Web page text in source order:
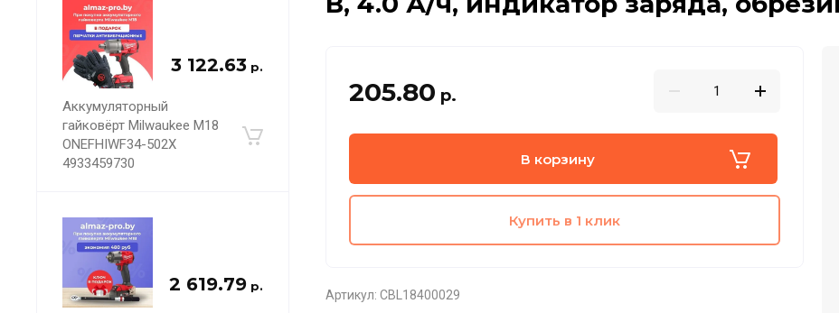
3 122.63 р.
Аккумуляторный
гайковёрт Milwaukee M18
ONEFHIWF34-502X
4933459730
2 619.79 р.
205.80 р.
В корзину
Купить в 1 клик
Артикул: CBL18400029